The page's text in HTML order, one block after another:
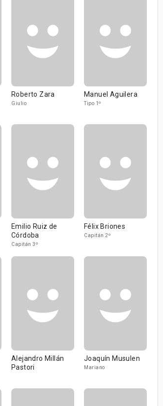
Roberto Zara
Giulio
Manuel Aguilera
Tipo 1º
Emilio Ruiz de
Córdoba
Capitán 3º
Félix Briones
Capitán 2º
Alejandro Millán
Pastori
Joaquín Musulen
Mariano